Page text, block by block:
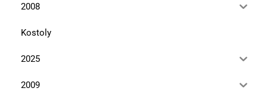
2008
Kostoly
2025
2009